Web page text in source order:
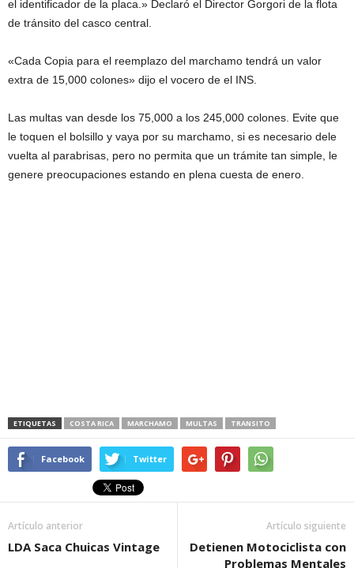
el identificador de la placa.» Declaró el Director Gorgori de la flota
de tránsito del casco central.
«Cada Copia para el reemplazo del marchamo tendrá un valor
extra de 15,000 colones» dijo el vocero de el INS.
Las multas van desde los 75,000 a los 245,000 colones. Evite que
le toquen el bolsillo y vaya por su marchamo, si es necesario dele
vuelta al parabrisas, pero no permita que un trámite tan simple, le
genere preocupaciones estando en plena cuesta de enero.
ETIQUETAS COSTA RICA MARCHAMO MULTAS TRANSITO
Facebook Twitter
Artículo anterior
LDA Saca Chuicas Vintage
Artículo siguiente
Detienen Motociclista con
Problemas Mentales